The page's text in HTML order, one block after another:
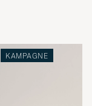
fra Loake 1880
goodyear
materialer og
KAMPAGNE